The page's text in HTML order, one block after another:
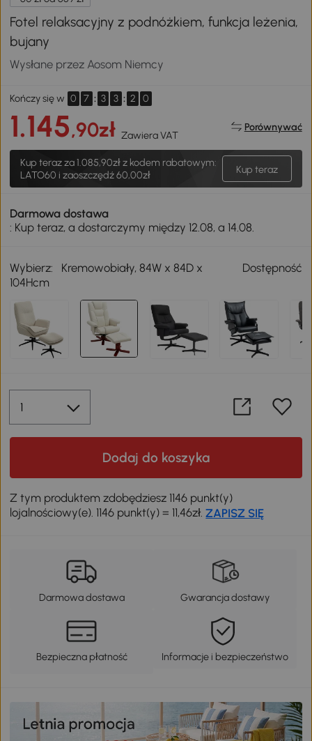
Fotel relaksacyjny z podnóżkiem, funkcja leżenia,
bujany
Wysłane przez Aosom Niemcy
Kończy się w 0 7 : 3 3 : 2 0
1.145,90zł Zawiera VAT
Porównywać
Kup teraz za1.085,90złz kodem rabatowym:
LATO60 i zaoszczędź 60,00zł
Kup teraz
Darmowa dostawa
: Kup teraz, a dostarczymy między 12.08, a 14.08.
Wybierz:
Kremowobiały, 84W x 84D x
104Hcm
Dostępność
Dodaj do koszyka
Z tym produktem zdobędziesz 1146 punkt(y)
lojalnościowy(e). 1146 punkt(y) = 11,46zł.ZAPISZ SIĘ
Darmowa dostawa Gwarancja dostawy
Bezpieczna płatność Informacje i bezpieczeństwo